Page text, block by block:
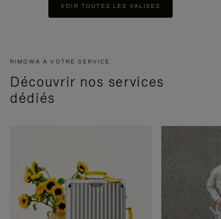
VOIR TOUTES LES VALISES
RIMOWA À VOTRE SERVICE
Découvrir nos services
dédiés